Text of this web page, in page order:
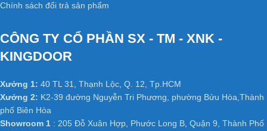
Chính sách đổi trả sản phẩm
CÔNG TY CỔ PHẦN SX - TM - XNK -
KINGDOOR
Xưởng 1: 40 TL 31, Thạnh Lộc, Q. 12, Tp.HCM
Xưởng 2: K2-39 đường Nguyễn Tri Phương, phường Bửu Hòa,Thành
phố Biên Hòa
Showroom 1 : 205 Đỗ Xuân Hợp, Phước Long B, Quận 9, Thành Phố